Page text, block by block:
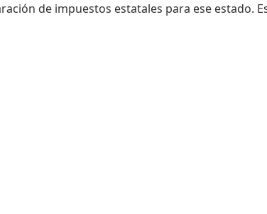
de impuestos estatales para ese estado.